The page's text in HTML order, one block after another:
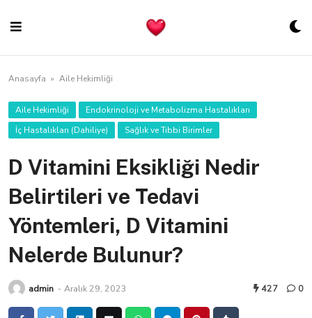
content
Anasayfa » Aile Hekimliği
Aile Hekimliği
Endokrinoloji ve Metabolizma Hastalıkları
İç Hastalıkları (Dahiliye)
Sağlık ve Tıbbi Birimler
D Vitamini Eksikliği Nedir
Belirtileri ve Tedavi
Yöntemleri, D Vitamini
Nelerde Bulunur?
admin - Aralık 29, 2023 427 0